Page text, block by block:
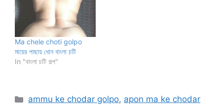
Ma chele choti golpo
মায়ের পাছায় ধোন বাংলা চটি
In "বাংলা চটি গল্প"
Categories
ammu ke chodar golpo, apon ma ke chodar